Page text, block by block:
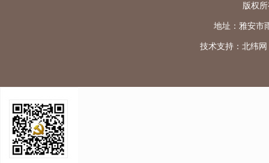
版权
地址：雅安市
技术支持： 北纬网